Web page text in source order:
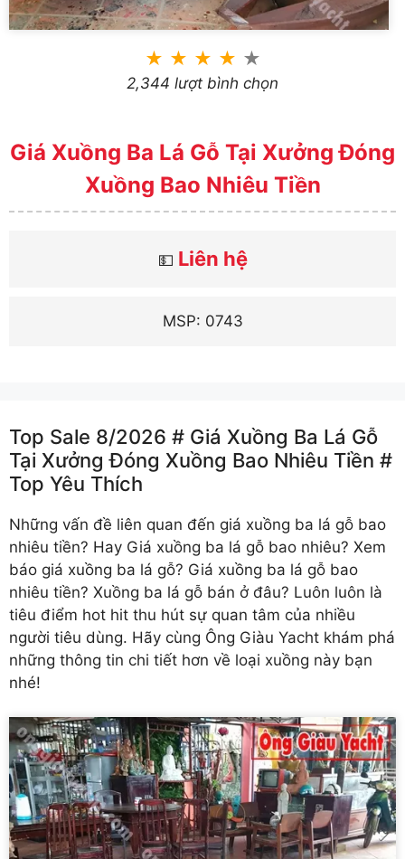
★ ★ ★ ★ ★
2,344 lượt bình chọn
Giá Xuồng Ba Lá Gỗ Tại Xưởng Đóng
Xuồng Bao Nhiêu Tiền
💵 Liên hệ
MSP: 0743
Top Sale 8/2026 # Giá Xuồng Ba Lá Gỗ
Tại Xưởng Đóng Xuồng Bao Nhiêu Tiền #
Top Yêu Thích
Những vấn đề liên quan đến giá xuồng ba lá gỗ bao
nhiêu tiền? Hay Giá xuồng ba lá gỗ bao nhiêu? Xem
báo giá xuồng ba lá gỗ? Giá xuồng ba lá gỗ bao
nhiêu tiền? Xuồng ba lá gỗ bán ở đâu? Luôn luôn là
tiêu điểm hot hit thu hút sự quan tâm của nhiều
người tiêu dùng. Hãy cùng Ông Giàu Yacht khám phá
những thông tin chi tiết hơn về loại xuồng này bạn
nhé!